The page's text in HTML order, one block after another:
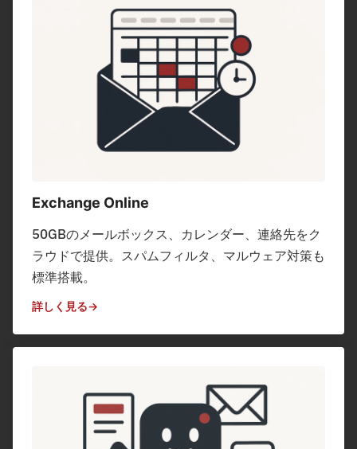
Exchange Online
50GBのメールボックス、カレンダー、連絡先をク
ラウドで提供。スパムフィルタ、マルウェア対策も
標準搭載。
詳しく見る